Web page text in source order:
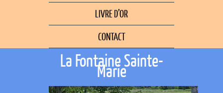
LIVRE D’OR
CONTACT
La Fontaine Sainte-
Marie